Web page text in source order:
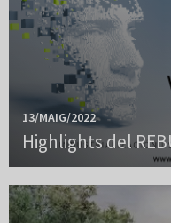
13/MAIG/2022
Highlights del